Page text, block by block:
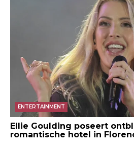
ENTERTAINMENT
Ellie Goulding poseert
romantische hotel in